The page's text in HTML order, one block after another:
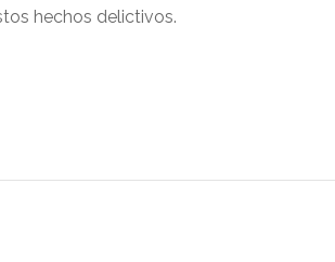
hechos delictivos.